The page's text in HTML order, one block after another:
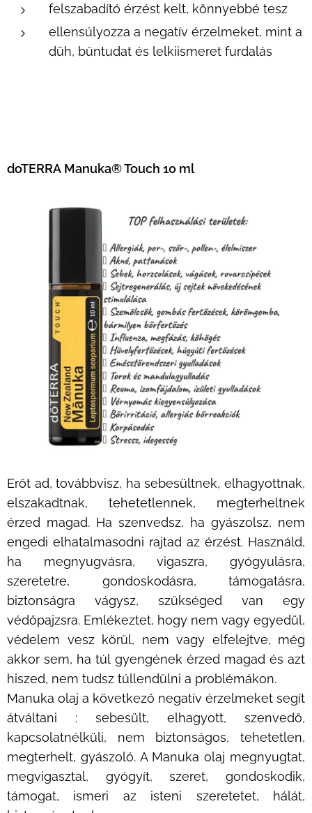
felszabadító érzést kelt, könnyebbé tesz
ellensúlyozza a negatív érzelmeket, mint a
düh, bűntudat és lelkiismeret furdalás
doTERRA Manuka® Touch 10 ml
Erőt ad, továbbvisz, ha sebesültnek, elhagyottnak,
elszakadtnak, tehetetlennek, megterheltnek
érzed magad. Ha szenvedsz, ha gyászolsz, nem
engedi elhatalmasodni rajtad az érzést. Használd,
ha megnyugvásra, vigaszra, gyógyulásra,
szeretetre, gondoskodásra, támogatásra,
biztonságra vágysz, szükséged van egy
védőpajzsra. Emlékeztet, hogy nem vagy egyedül,
védelem vesz körül, nem vagy elfelejtve, még
akkor sem, ha túl gyengének érzed magad és azt
hiszed, nem tudsz túllendülni a problémákon.
Manuka olaj a következő negatív érzelmeket segít
átváltani : sebesült, elhagyott, szenvedő,
kapcsolatnélküli, nem biztonságos, tehetetlen,
megterhelt, gyászoló. A Manuka olaj megnyugtat,
megvigasztal, gyógyít, szeret, gondoskodik,
támogat, ismeri az isteni szeretetet, hálát,